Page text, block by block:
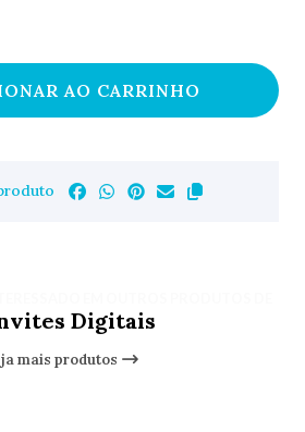
AO CARRINHO
Digitais
mais produtos